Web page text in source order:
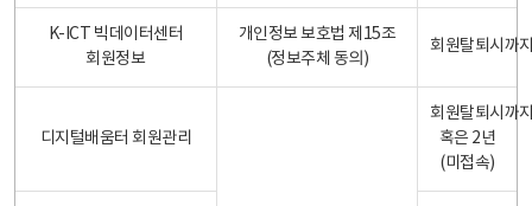
K-ICT 빅데이터센터
회원정보
개인정보 보호법 제15조
(정보주체 동의)
회원탈퇴시까
디지털배움터 회원관리
회원탈퇴시까
혹은 2년
(미접속)